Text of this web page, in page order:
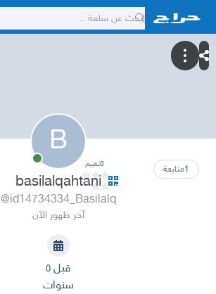
B
1متابعة 0تقييم
basilalqahtani
@id14734334_Basilalq
آخر ظهور الآن
قبل ٥
سنوات